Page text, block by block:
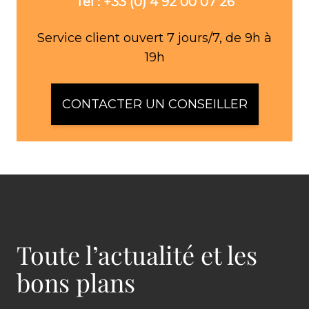
Service client ouvert 7 jours/7, de 9h à
19h
CONTACTER UN CONSEILLER
Toute l’actualité et les
bons plans